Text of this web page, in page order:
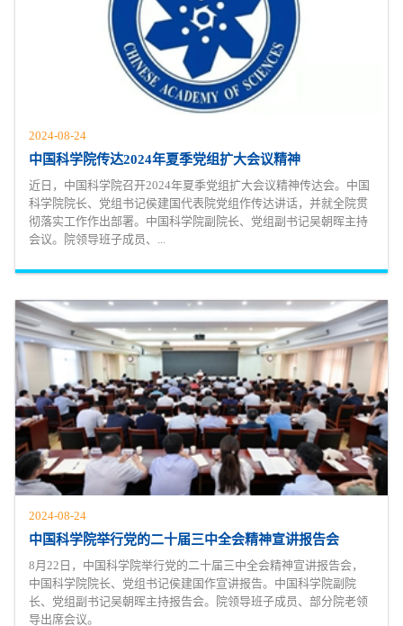
2024-08-24
中国科学院传达2024年夏季党组扩大会议精神
近日，中国科学院召开2024年夏季党组扩大会议精神传达会。中国
科学院院长、党组书记侯建国代表院党组作传达讲话，并就全院贯
彻落实工作作出部署。中国科学院副院长、党组副书记吴朝晖主持
会议。院领导班子成员、...
2024-08-24
中国科学院举行党的二十届三中全会精神宣讲报告会
8月22日，中国科学院举行党的二十届三中全会精神宣讲报告会，
中国科学院院长、党组书记侯建国作宣讲报告。中国科学院副院
长、党组副书记吴朝晖主持报告会。院领导班子成员、部分院老领
导出席会议。